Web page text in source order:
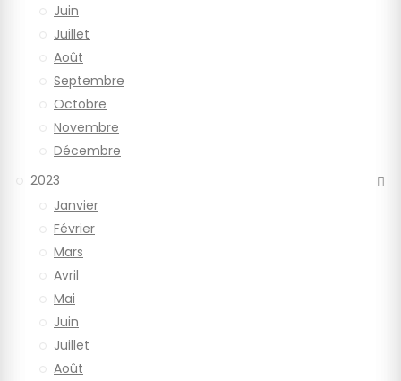
Juin
Juillet
Août
Septembre
Octobre
Novembre
Décembre
2023
Janvier
Février
Mars
Avril
Mai
Juin
Juillet
Août